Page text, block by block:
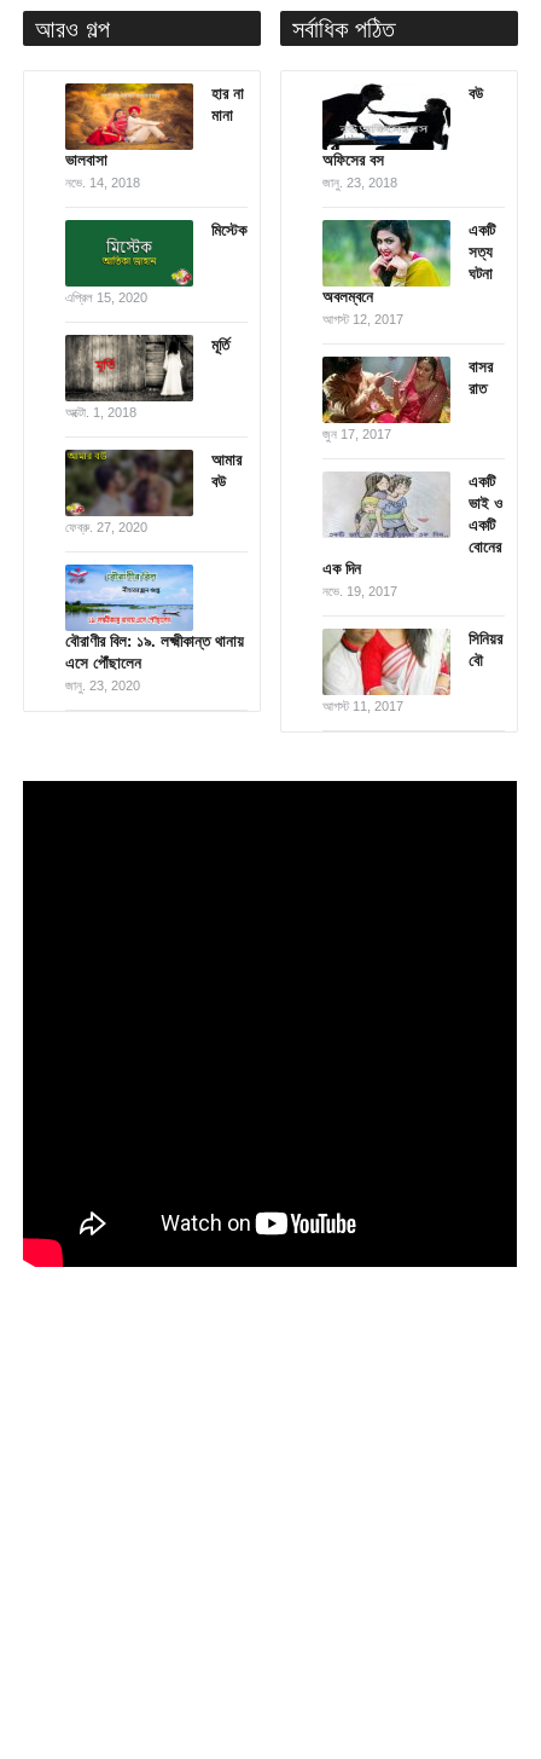
আরও গল্প
হার না
মানা
ভালবাসা
নভে. 14, 2018
মিস্টেক
এপ্রিল 15, 2020
মূর্তি
অক্টো. 1, 2018
আমার
বউ
ফেব্রু. 27, 2020
বৌরাণীর বিল: ১৯. লক্ষ্মীকান্ত থানায়
এসে পৌঁছালেন
জানু. 23, 2020
সর্বাধিক পঠিত
বউ
অফিসের বস
জানু. 23, 2018
একটি
সত্য
ঘটনা
অবলম্বনে
আগস্ট 12, 2017
বাসর
রাত
জুন 17, 2017
একটি
ভাই ও
একটি
বোনের
এক দিন
নভে. 19, 2017
সিনিয়র
বৌ
আগস্ট 11, 2017